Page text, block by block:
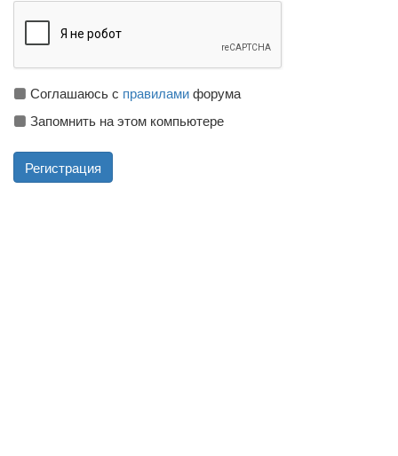
Соглашаюсь с правиламифорума
Запомнить на этом компьютере